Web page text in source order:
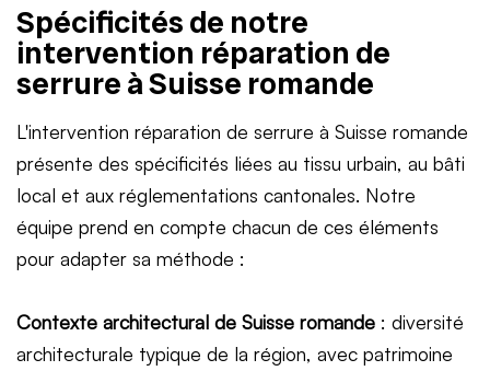
Spécificités de notre
intervention réparation de
serrure à Suisse romande
L'intervention réparation de serrure à Suisse romande
présente des spécificités liées au tissu urbain, au bâti
local et aux réglementations cantonales. Notre
équipe prend en compte chacun de ces éléments
pour adapter sa méthode :
Contexte architectural de Suisse romande : diversité
architecturale typique de la région, avec patrimoine